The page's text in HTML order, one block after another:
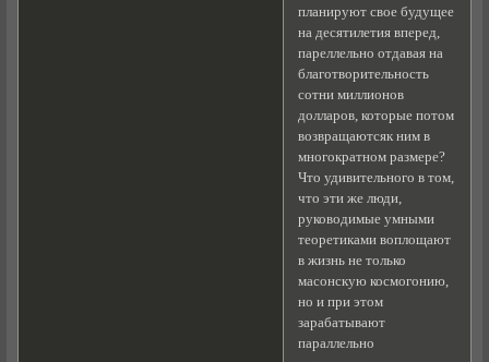
планируют свое будущее
на десятилетия вперед,
пареллельно отдавая на
благотворительность
сотни миллионов
долларов, которые потом
возвращаютсяк ним в
многократном размере?
Что удивительного в том,
что эти же люди,
руководимые умными
теоретиками воплощают
в жизнь не только
масонскую космогонию,
но и при этом
зарабатывают
параллельно